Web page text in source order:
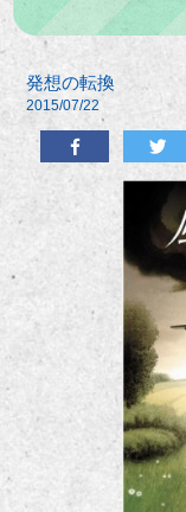
発想の転換
2015/07/22